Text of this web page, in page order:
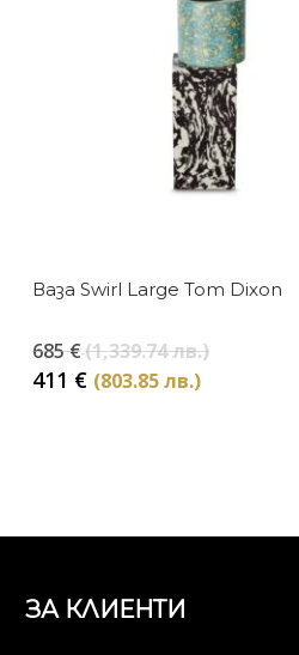
Ваза Swirl Large Tom Dixon
685€(1,339.74 лв.)Original
411 € (803.85 лв.)Текущата
ЗА КЛИЕНТИ